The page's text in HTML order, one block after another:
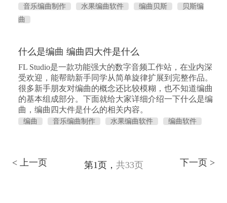
音乐编曲制作 水果编曲软件 编曲贝斯
贝斯编
曲
什么是编曲 编曲四大件是什么
FL Studio是一款功能强大的数字音频工作站，在业内深
受欢迎，能帮助新手同学从简单旋律扩展到完整作品。
很多新手朋友对编曲的概念还比较模糊，也不知道编曲
的基本组成部分。下面就给大家详细介绍一下什么是编
曲，编曲四大件是什么的相关内容。
编曲 音乐编曲制作 水果编曲软件 编曲软件
< 上一页 第1页， 共33页 下一页 >